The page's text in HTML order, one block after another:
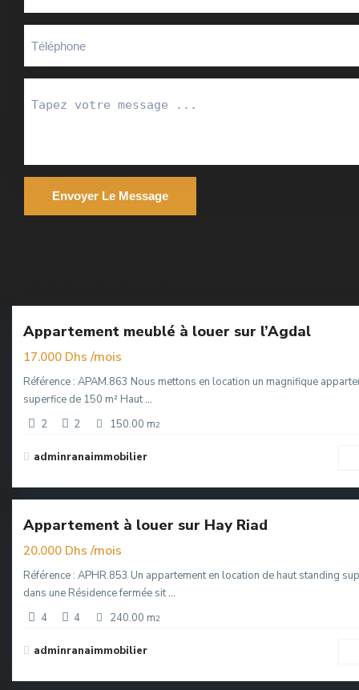
Envoyer Le Message
Appartement meublé à louer sur l’Agdal
17.000 Dhs/mois
Référence : APAM.863 Nous mettons en location un magnifique
superfice de 150 m² Haut...
2
2 150.00 m2
adminranaimmobilier
Rabat
Appartement à louer sur Hay Riad
20.000 Dhs/mois
Référence : APHR.853 Un appartement en location de haut standing
dans une Résidence fermée sit...
4
4 240.00 m2
adminranaimmobilier